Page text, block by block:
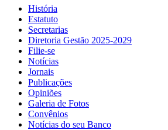
História
Estatuto
Secretarias
Diretoria Gestão 2025-2029
Filie-se
Notícias
Jornais
Publicações
Opiniões
Galeria de Fotos
Convênios
Notícias do seu Banco